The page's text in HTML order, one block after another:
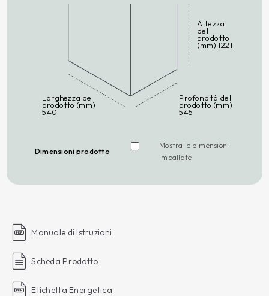
Altezza
del
prodotto
(mm) 1221
Profondità del
prodotto (mm)
545
Larghezza del
prodotto (mm)
540
Dimensioni prodotto
Mostra le dimensioni
imballate
Manuale di Istruzioni
Scheda Prodotto
Etichetta Energetica